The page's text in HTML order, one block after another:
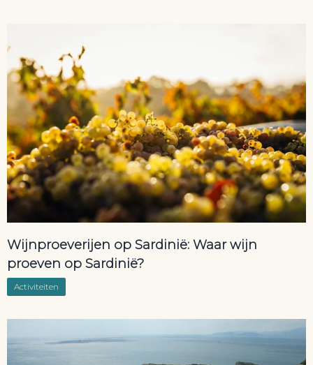
Wijnproeverijen op Sardinië: Waar wijn
proeven op Sardinië?
Activiteiten